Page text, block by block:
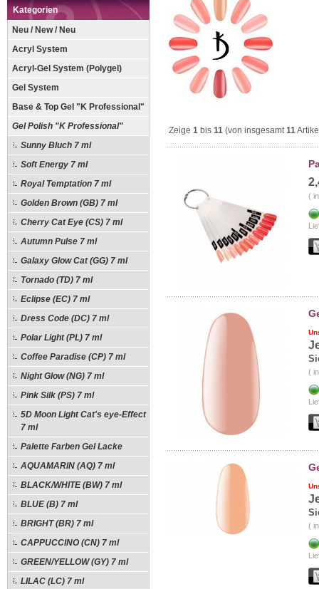
Kategorien
Neu / New / Neu
Acryl System
Acryl-Gel System (Polygel)
Gel System
Base & Top Gel "K Professional"
Gel Polish "K Professional"
Sunny Bluch 7 ml
Soft Energy 7 ml
Royal Temptation 7 ml
Golden Brown (GB) 7 ml
Cherry Cat Eye (CS) 7 ml
Autumn Pulse 7 ml
Galaxy Glow Cat (GG) 7 ml
Tornado (TD) 7 ml
Eclipse (EC) 7 ml
Dress Code (DC) 7 ml
Polar Light (PL) 7 ml
Coffee Paradise (CP) 7 ml
Night Glow (NG) 7 ml
Pink Silk (PS) 7 ml
5D Moon Light Cat's eye-Effect
7 ml
Palette Farben Gel Lacke
AQUAMARIN (AQ) 7 ml
BLACK/WHITE (BW) 7 ml
BLUE (B) 7 ml
BRIGHT (BR) 7 ml
CAPPUCCINO (CN) 7 ml
GREEN/YELLOW (GY) 7 ml
LILAC (LC) 7 ml
Zeige 1 bis 11 (von insgesamt11
(
(
(